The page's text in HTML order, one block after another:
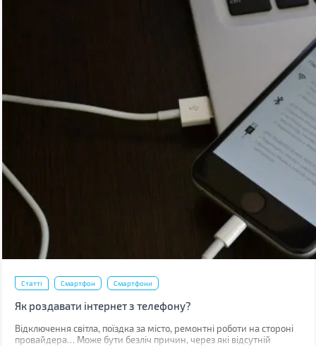
Статті Смартфон Смартфони
Як роздавати інтернет з телефону?
Відключення світла, поїздка за місто, ремонтні роботи на стороні
провайдера… Може бути безліч причин, через які відсутній